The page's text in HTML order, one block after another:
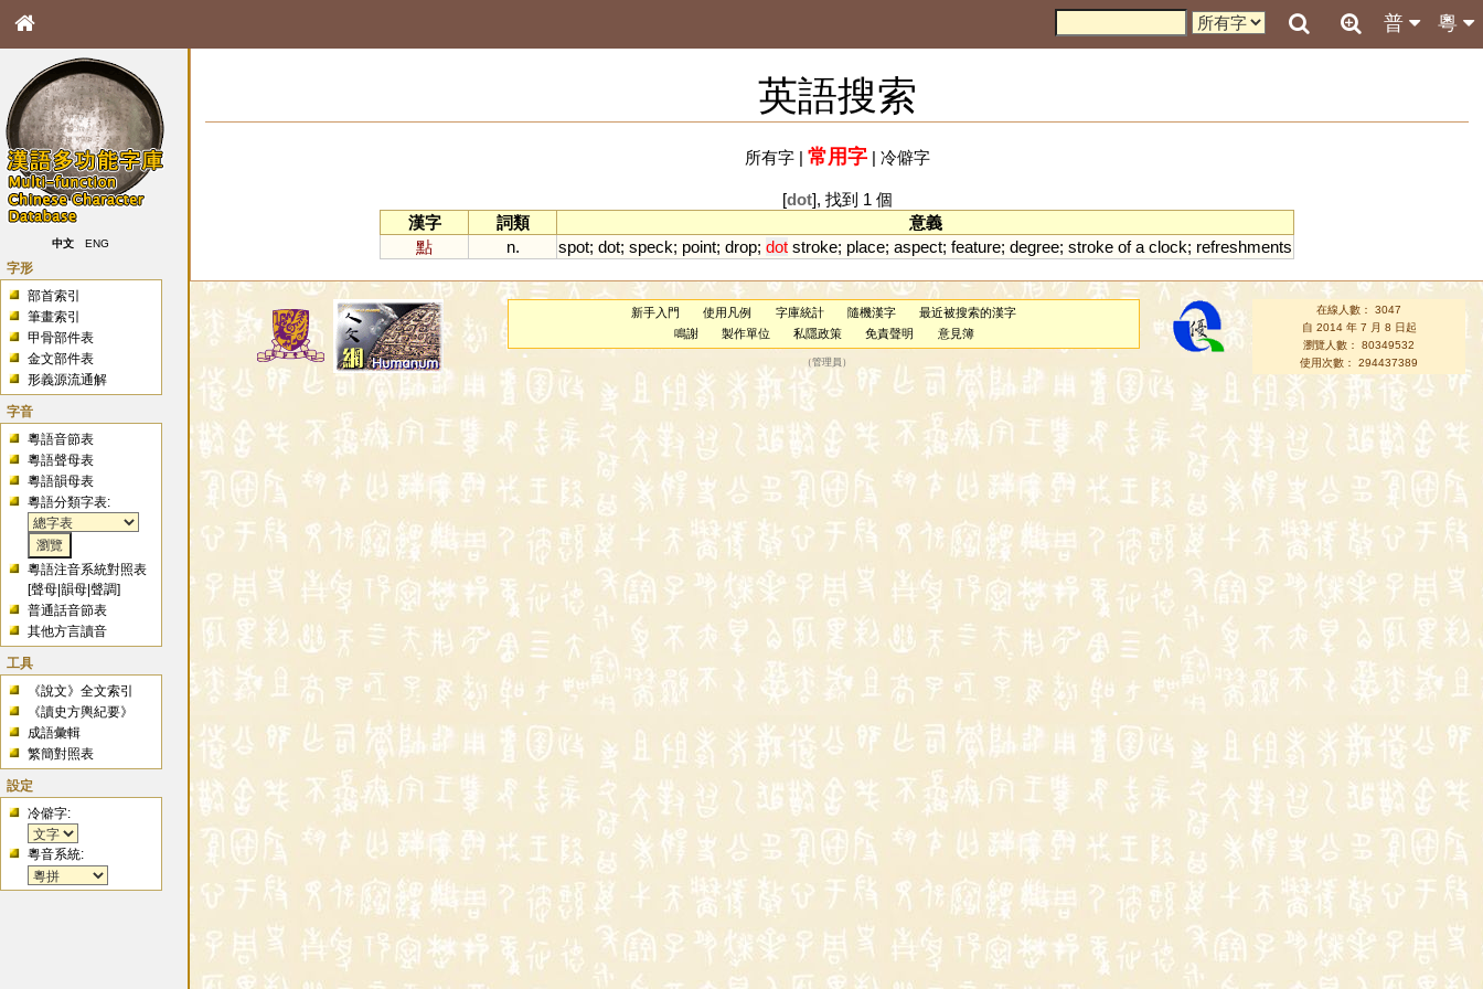
粵
普
中文 ENG
字形
部首索引
筆畫索引
甲骨部件表
金文部件表
形義源流通解
字音
粵語音節表
粵語聲母表
粵語韻母表
粵語分類字表:
粵語注音系統對照表
[聲母 |韻母 |聲調]
普通話音節表
其他方言讀音
工具
《說文》全文索引
《讀史方輿紀要》
成語彙輯
繁簡對照表
設定
冷僻字:
粵音系統:
英語搜索
所有字| 常用字| 冷僻字
[dot], 找到 1 個
漢字
詞類
意義
點
n. spot; dot; speck; point; drop; dot stroke; place; aspect; feature; degree; stroke of a clock; refreshments
新手入門 使用凡例 字庫統計 隨機漢字
最近被搜索的漢字
鳴謝
製作單位 私隱政策 免責聲明 意見簿
（管理員 ）
在線人數： 3047
自 2014 年 7 月 8 日起
瀏覽人數： 80349532
使用次數： 294437389